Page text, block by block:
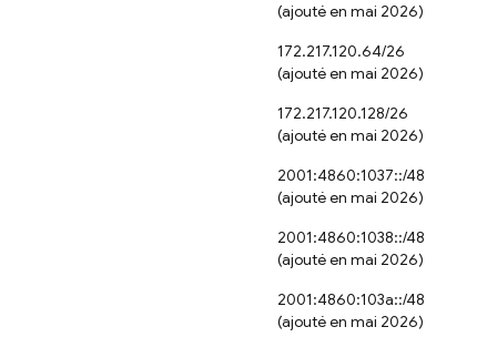
(ajouté en mai 2026)
172.217.120.64/26
(ajouté en mai 2026)
172.217.120.128/26
(ajouté en mai 2026)
2001:4860:1037::/48
(ajouté en mai 2026)
2001:4860:1038::/48
(ajouté en mai 2026)
2001:4860:103a::/48
(ajouté en mai 2026)